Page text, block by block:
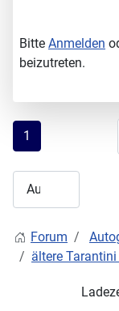
Bitte Anmelden
beizutreten.
1
Forum
ältere